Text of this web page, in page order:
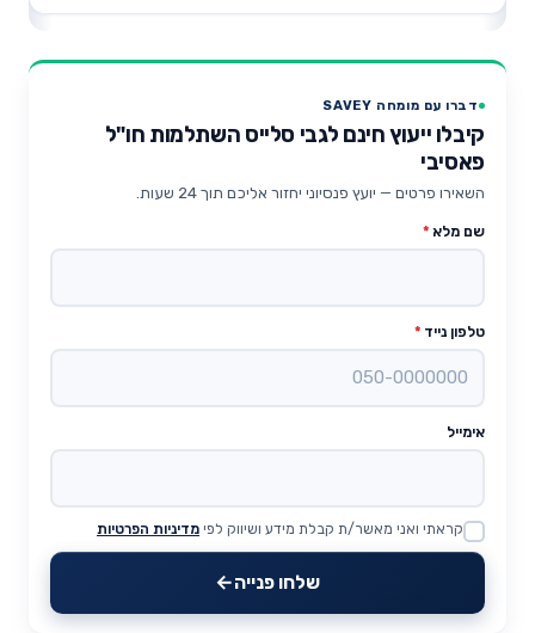
דברו עם מומחה SAVEY
קיבלו ייעוץ חינם לגבי סלייס השתלמות חו"ל
פאסיבי
השאירו פרטים — יועץ פנסיוני יחזור אליכם תוך 24 שעות.
שם מלא *
טלפון נייד *
אימייל
Website
קראתי ואני מאשר/ת קבלת מידע ושיווק לפי מדיניות הפרטיות
שלחו פנייה